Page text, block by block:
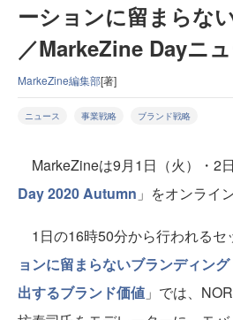
ーションに留まらな
／MarkeZine Dayニ
MarkeZine編集部[著]
ニュース 事業戦略 ブランド戦略
MarkeZineは9月1日（火）・2
Day 2020 Autumn 」をオンライ
1日の16時50分から行われるセ
ョンに留まらないブランディン
出するブランド価値 」では、